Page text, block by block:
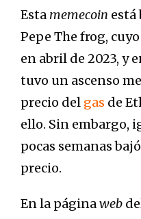
Esta memecoin está
Pepe The frog,
en abril de 2023, y
tuvo un ascenso
precio del gas de
ello. Sin embargo,
pocas semanas
precio.
En la páginaweb